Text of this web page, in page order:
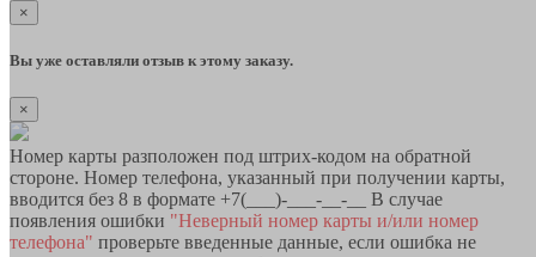
×
Вы уже оставляли отзыв к этому заказу.
×
Номер карты разположен под штрих-кодом на обратной
стороне. Номер телефона, указанный при получении карты,
вводится без 8 в формате +7(___)-___-__-__ В случае
появления ошибки "Неверный номер карты и/или номер
телефона" проверьте введенные данные, если ошибка не